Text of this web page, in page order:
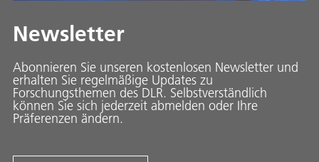
Newsletter
Abonnieren Sie unseren kostenlosen Newsletter und
erhalten Sie regelmäßige Updates zu
Forschungsthemen des DLR. Selbstverständlich
können Sie sich jederzeit abmelden oder Ihre
Präferenzen ändern.